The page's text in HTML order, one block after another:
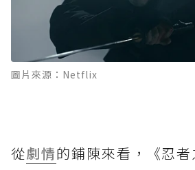
圖片來源：Netflix
從劇情的鋪陳來看，《忍